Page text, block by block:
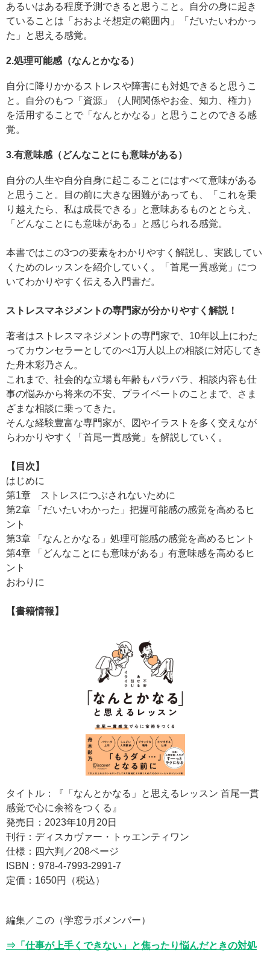
あるいはある程度予測できると思うこと。自分の身に起き
ていることは「おおよそ想定の範囲内」「だいたいわかっ
た」と思える感覚。
2.処理可能感（なんとかなる）
自分に降りかかるストレスや障害にも対処できると思うこ
と。自分のもつ「資源」（人間関係やお金、知力、権力）
を活用することで「なんとかなる」と思うことのできる感
覚。
3.有意味感（どんなことにも意味がある）
自分の人生や自分自身に起こることにはすべて意味がある
と思うこと。目の前に大きな困難があっても、「これを乗
り越えたら、私は成長できる」と意味あるものととらえ、
「どんなことにも意味がある」と感じられる感覚。
本書ではこの3つの要素をわかりやすく解説し、実践してい
くためのレッスンを紹介していく。「首尾一貫感覚」につ
いてわかりやすく伝える入門書だ。
ストレスマネジメントの専門家が分かりやすく解説！
著者はストレスマネジメントの専門家で、10年以上にわた
ってカウンセラーとしてのべ1万人以上の相談に対応してき
た舟木彩乃さん。
これまで、社会的な立場も年齢もバラバラ、相談内容も仕
事の悩みから将来の不安、プライベートのことまで、さま
ざまな相談に乗ってきた。
そんな経験豊富な専門家が、図やイラストを多く交えなが
らわかりやすく「首尾一貫感覚」を解説していく。
【目次】
はじめに
第1章 ストレスにつぶされないために
第2章 「だいたいわかった」把握可能感の感覚を高めるヒ
ント
第3章 「なんとかなる」処理可能感の感覚を高めるヒント
第4章 「どんなことにも意味がある」有意味感を高めるヒ
ント
おわりに
【書籍情報】
タイトル：『「なんとかなる」と思えるレッスン 首尾一貫
感覚で心に余裕をつくる』
発売日：2023年10月20日
刊行：ディスカヴァー・トゥエンティワン
仕様：四六判／208ページ
ISBN：978-4-7993-2991-7
定価：1650円（税込）
編集／この（学窓ラボメンバー）
⇒「仕事が上手くできない」と焦ったり悩んだときの対処